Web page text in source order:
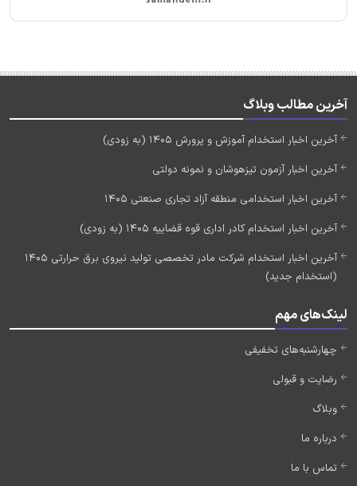
آخرین مطالب وبلاگ
آخرین اخبار استخدام آموزش و پرورش 1405 (به زودی)
آخرین اخبار آزمون تیزهوشان و نمونه دولتی
آخرین اخبار استخدامی منطقه آزاد تجاری صنعتی 1405
آخرین اخبار استخدام کادر اداری قوه قضاییه 1405 (به زودی)
آخرین اخبار استخدام شرکت مادر تخصصی تولید نیروی برق حرارتی 1405
(استخدام جدید)
لینک‌های مهم
چهارشنبه‌های تخفیفی
رضایت و قبولی
وبلاگ
درباره ما
تماس با ما